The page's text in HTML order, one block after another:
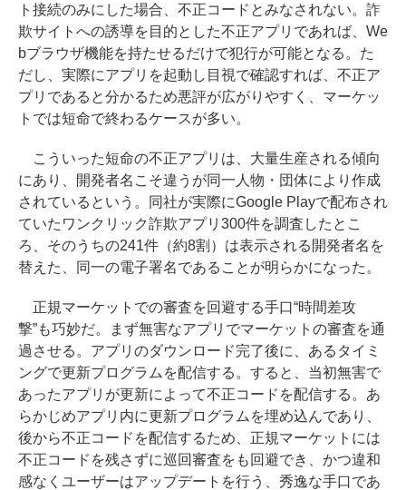
ト接続のみにした場合、不正コードとみなされない。詐
欺サイトへの誘導を目的とした不正アプリであれば、We
bブラウザ機能を持たせるだけで犯行が可能となる。た
だし、実際にアプリを起動し目視で確認すれば、不正ア
プリであると分かるため悪評が広がりやすく、マーケッ
トでは短命で終わるケースが多い。
こういった短命の不正アプリは、大量生産される傾向
にあり、開発者名こそ違うが同一人物・団体により作成
されているという。同社が実際にGoogle Playで配布され
ていたワンクリック詐欺アプリ300件を調査したとこ
ろ、そのうちの241件（約8割）は表示される開発者名を
替えた、同一の電子署名であることが明らかになった。
正規マーケットでの審査を回避する手口“時間差攻
撃”も巧妙だ。まず無害なアプリでマーケットの審査を通
過させる。アプリのダウンロード完了後に、あるタイミ
ングで更新プログラムを配信する。すると、当初無害で
あったアプリが更新によって不正コードを配信する。あ
らかじめアプリ内に更新プログラムを埋め込んであり、
後から不正コードを配信するため、正規マーケットには
不正コードを残さずに巡回審査をも回避でき、かつ違和
感なくユーザーはアップデートを行う、秀逸な手口であ